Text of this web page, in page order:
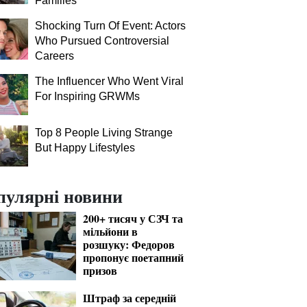
Shocking Turn Of Event: Actors
Who Pursued Controversial
Careers
The Influencer Who Went Viral
For Inspiring GRWMs
Top 8 People Living Strange
But Happy Lifestyles
новини
200+ тисяч у СЗЧ та
мільйони в
розшуку: Федоров
пропонує поетапний
призов
Штраф за середній